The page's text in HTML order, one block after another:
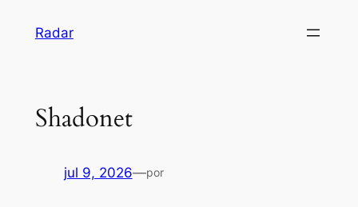
Radar
Shadonet
jul 9, 2026—por